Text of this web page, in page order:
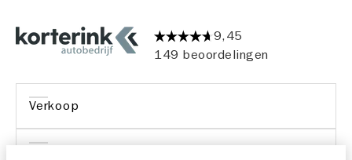
9,45
149 beoordelingen
Verkoop